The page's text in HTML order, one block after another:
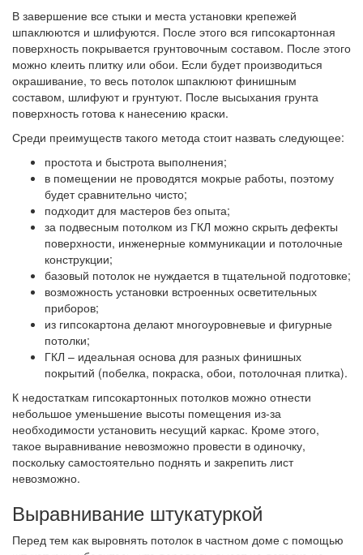
В завершение все стыки и места установки крепежей
шпаклюются и шлифуются. После этого вся гипсокартонная
поверхность покрывается грунтовочным составом. После этого
можно клеить плитку или обои. Если будет производиться
окрашивание, то весь потолок шпаклюют финишным
составом, шлифуют и грунтуют. После высыхания грунта
поверхность готова к нанесению краски.
Среди преимуществ такого метода стоит назвать следующее:
простота и быстрота выполнения;
в помещении не проводятся мокрые работы, поэтому
будет сравнительно чисто;
подходит для мастеров без опыта;
за подвесным потолком из ГКЛ можно скрыть дефекты
поверхности, инженерные коммуникации и потолочные
конструкции;
базовый потолок не нуждается в тщательной подготовке;
возможность установки встроенных осветительных
приборов;
из гипсокартона делают многоуровневые и фигурные
потолки;
ГКЛ – идеальная основа для разных финишных
покрытий (побелка, покраска, обои, потолочная плитка).
К недостаткам гипсокартонных потолков можно отнести
небольшое уменьшение высоты помещения из-за
необходимости установить несущий каркас. Кроме этого,
такое выравнивание невозможно провести в одиночку,
поскольку самостоятельно поднять и закрепить лист
невозможно.
Выравнивание штукатуркой
Перед тем как выровнять потолок в частном доме с помощью